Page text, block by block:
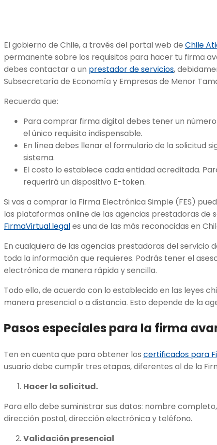
El gobierno de Chile, a través del portal web de Chile
permanente sobre los requisitos para hacer tu firma
debes contactar a un prestador de servicios,
Subsecretaría de Economía y Empresas de Menor
Recuerda que:
Para comprar firma digital debes tener un
el único requisito indispensable.
En línea debes llenar el formulario de la solicitud
sistema.
El costo lo establece cada entidad acreditada.
requerirá un dispositivo E-token.
Si vas a comprar la Firma Electrónica Simple (FES)
las plataformas online de las agencias prestadoras de
FirmaVirtual.legales una de las más reconocidas en
En cualquiera de las agencias prestadoras del servicio
toda la información que requieres. Podrás tener el
electrónica de manera rápida y sencilla.
Todo ello, de acuerdo con lo establecido en las leyes
manera presencial o a distancia. Esto depende de la
Pasos especiales para la firma
Ten en cuenta que para obtener los certificados para
usuario debe cumplir tres etapas, diferentes al de la
Hacer la solicitud.
Para ello debe suministrar sus datos: nombre
dirección postal, dirección electrónica y teléfono.
Validación presencial